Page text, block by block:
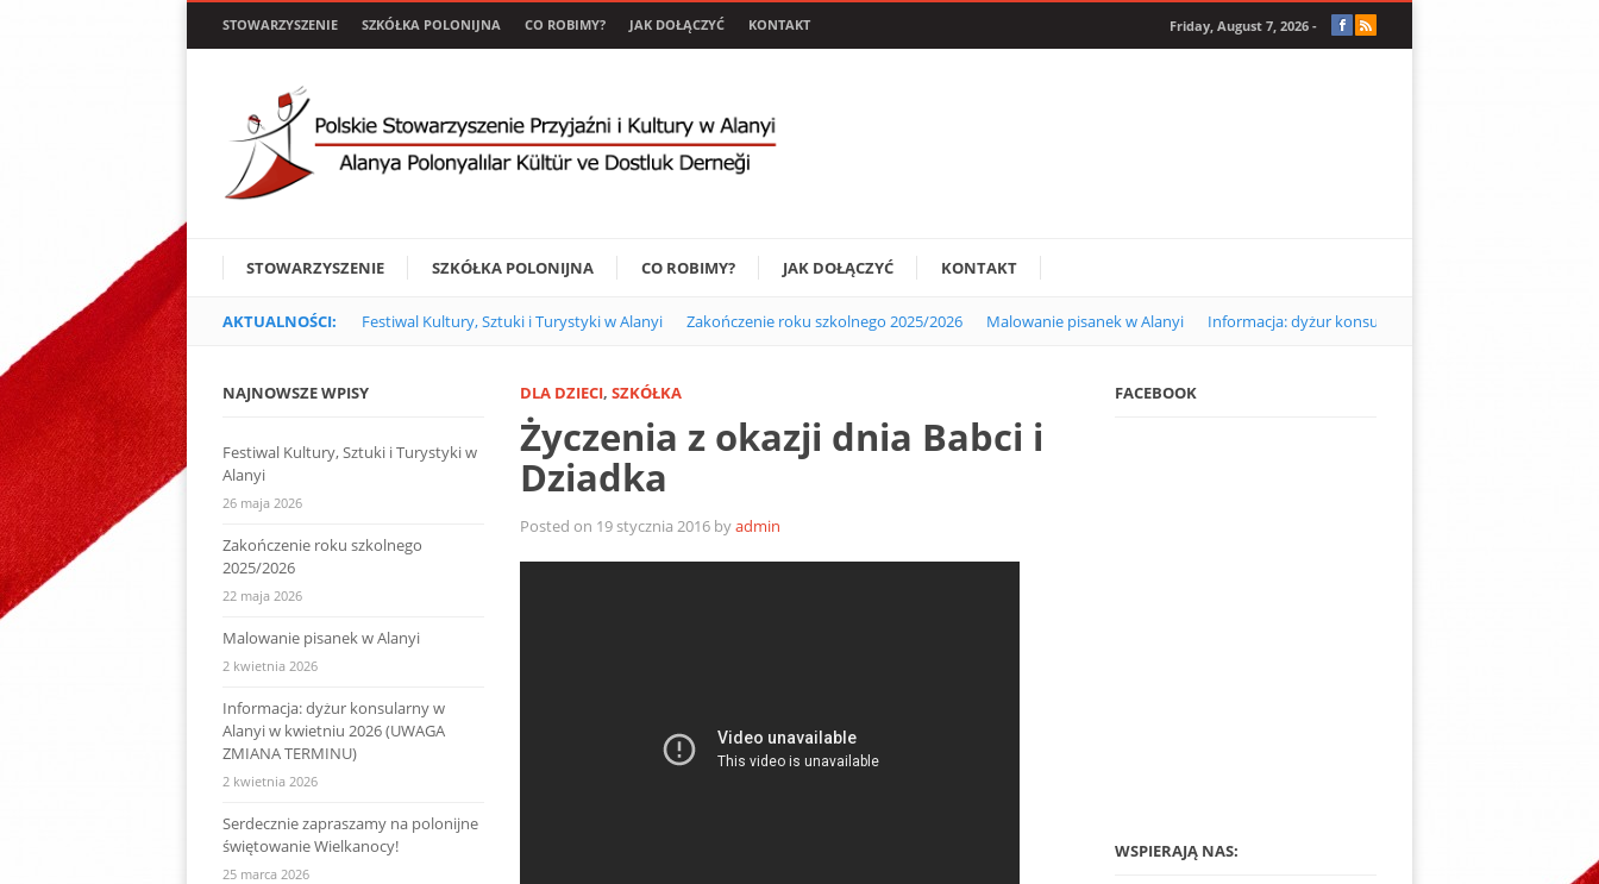
STOWARZYSZENIE SZKÓŁKA POLONIJNA CO ROBIMY? JAK DOŁĄCZYĆ KONTAKT Friday, August 7, 2026 -
STOWARZYSZENIE SZKÓŁKA POLONIJNA CO ROBIMY? JAK DOŁĄCZYĆ KONTAKT
AKTUALNOŚCI: Festiwal Kultury, Sztuki i Turystyki w Alanyi Zakończenie roku szkolnego 2025/2026 Malowanie pisanek w Alanyi Informacja: dyżur konsularny w Alanyi w kwietniu 2026
DLA DZIECI, SZKÓŁKA
Życzenia z okazji dnia Babci i
Dziadka
Posted on 19 stycznia 2016 byadmin
NAJNOWSZE WPISY
Festiwal Kultury, Sztuki i Turystyki w
Alanyi
26 maja 2026
Zakończenie roku szkolnego
2025/2026
22 maja 2026
Malowanie pisanek w Alanyi
2 kwietnia 2026
Informacja: dyżur konsularny w
Alanyi w kwietniu 2026 (UWAGA
ZMIANA TERMINU)
2 kwietnia 2026
Serdecznie zapraszamy na polonijne
świętowanie Wielkanocy!
25 marca 2026
FACEBOOK
WSPIERAJĄ NAS: